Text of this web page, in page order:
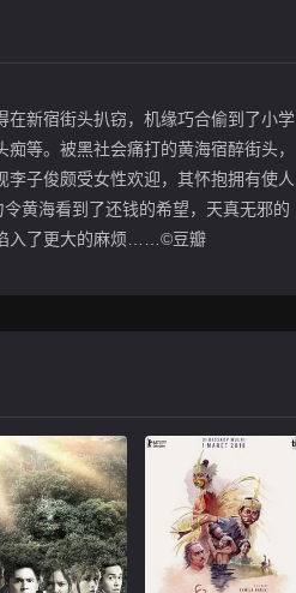
新宿街头扒窃，机缘巧合偷到了小学
等。被黑社会痛打的黄海宿醉街头，
子俊颇受女性欢迎，其怀抱拥有使人
黄海看到了还钱的希望，天真无邪的
入了更大的麻烦……©豆瓣